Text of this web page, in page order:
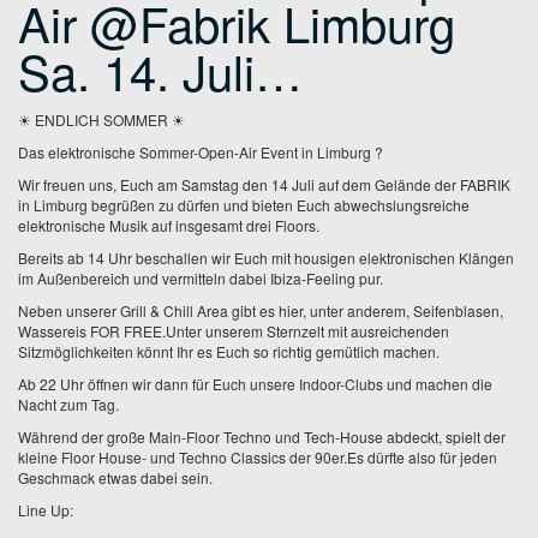
Air @Fabrik Limburg
Sa. 14. Juli…
☀ ENDLICH SOMMER ☀
Das elektronische Sommer-Open-Air Event in Limburg ?
Wir freuen uns, Euch am Samstag den 14 Juli auf dem Gelände der FABRIK
in Limburg begrüßen zu dürfen und bieten Euch abwechslungsreiche
elektronische Musik auf insgesamt drei Floors.
Bereits ab 14 Uhr beschallen wir Euch mit housigen elektronischen Klängen
im Außenbereich und vermitteln dabei Ibiza-Feeling pur.
Neben unserer Grill & Chill Area gibt es hier, unter anderem, Seifenblasen,
Wassereis FOR FREE.Unter unserem Sternzelt mit ausreichenden
Sitzmöglichkeiten könnt Ihr es Euch so richtig gemütlich machen.
Ab 22 Uhr öffnen wir dann für Euch unsere Indoor-Clubs und machen die
Nacht zum Tag.
Während der große Main-Floor Techno und Tech-House abdeckt, spielt der
kleine Floor House- und Techno Classics der 90er.Es dürfte also für jeden
Geschmack etwas dabei sein.
Line Up: